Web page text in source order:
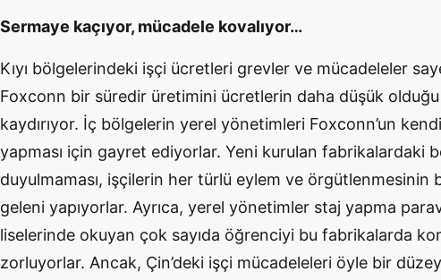
Sermaye kaçıyor, mücadele kovalıyor…
Kıyı bölgelerindeki işçi ücretleri grevler ve mücadeleler
Foxconn bir süredir üretimini ücretlerin daha düşük
kaydırıyor. İç bölgelerin yerel yönetimleri Foxconn’un
yapması için gayret ediyorlar. Yeni kurulan fabrikalardaki
duyulmaması, işçilerin her türlü eylem ve örgütlenmesinin
geleni yapıyorlar. Ayrıca, yerel yönetimler staj yapma
liselerinde okuyan çok sayıda öğrenciyi bu fabrikalarda
zorluyorlar. Ancak, Çin’deki işçi mücadeleleri öyle bir